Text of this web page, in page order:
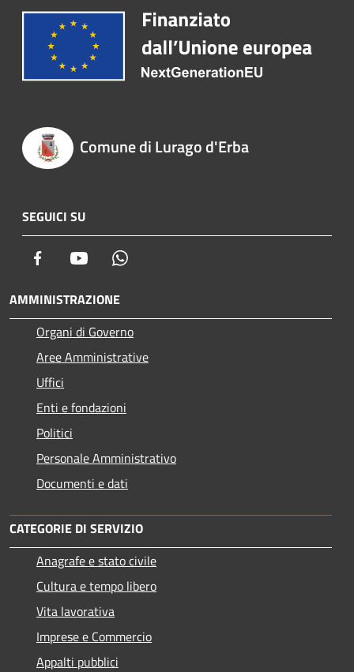
Comune di Lurago d'Erba
SEGUICI SU
Facebook Youtube
AMMINISTRAZIONE
Organi di Governo
Aree Amministrative
Uffici
Enti e fondazioni
Politici
Personale Amministrativo
Documenti e dati
CATEGORIE DI SERVIZIO
Anagrafe e stato civile
Cultura e tempo libero
Vita lavorativa
Imprese e Commercio
Appalti pubblici